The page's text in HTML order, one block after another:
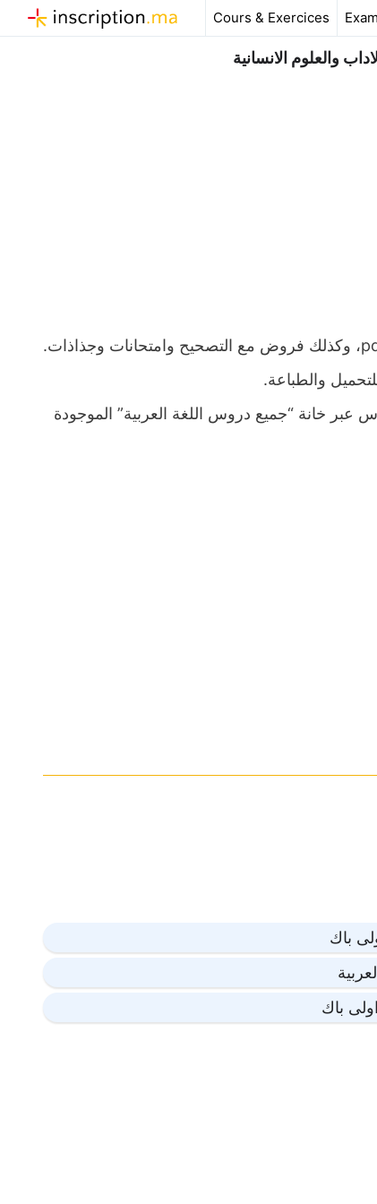
au
Cours & Exercices
والعلوم الانسانية
ملخص و تمارين وحلول درس الإستفهام اولى باك اداب وعلوم انسانية pdf، وكذلك فروض مع التصحيح وامتحانات وجذاذات.
والطباعة.
خانة “جميع دروس اللغة العربية” الموجودة
باك
باك